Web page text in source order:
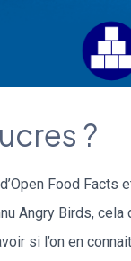
?
Food Facts
Angry Birds, cela
si l’on en